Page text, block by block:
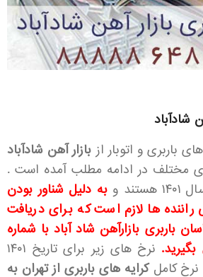
شادآباد
باربری و اتوبار از بازار آهن شادآباد
مختلف در ادامه مطلب آمده است .
و
به دلیل شناور بودن
راننده ها لازم است که برای دریافت
باربری بازارآهن شاد آباد با شماره
نرخ های زیر برای تاریخ ۱۴۰۱
نرخ کاملکرایه های باربری از تهران به